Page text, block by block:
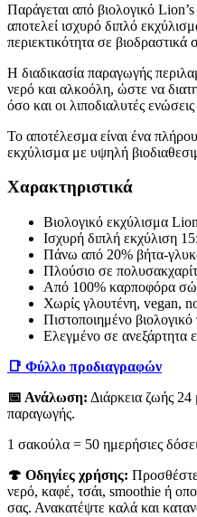
Παράγεται από βιολογικό
αποτελεί ισχυρό διπλό
περιεκτικότητα σε βιοδραστικά
Η διαδικασία παραγωγής
νερό και αλκοόλη, ώστε να
όσο και οι λιποδιαλυτές
Το αποτέλεσμα είναι ένα
εκχύλισμα με υψηλή
Χαρακτηριστικά
Βιολογικό εκχύλισμα
Ισχυρή διπλή εκχύλιση
Πάνω από 20% βήτα-
Πλούσιο σε
Από 100% καρποφόρα
Χωρίς γλουτένη, vegan,
Πιστοποιημένο βιολογικό
Ελεγμένο σε ανεξάρτητα
📑 Φύλλο προδιαγραφών
📅 Ανάλωση: Διάρκεια ζωής
παραγωγής.
1 σακούλα = 50 ημερήσιες
🍄 Οδηγίες χρήσης:
νερό, καφέ, τσάι, smoothie ή
σας. Ανακατέψτε καλά και